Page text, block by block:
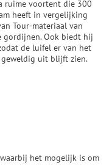
ruime voortent die 300
heeft in vergelijking
Tour-materiaal van
gordijnen. Ook biedt hij
de luifel er van het
uit blijft zien.
het mogelijk is om